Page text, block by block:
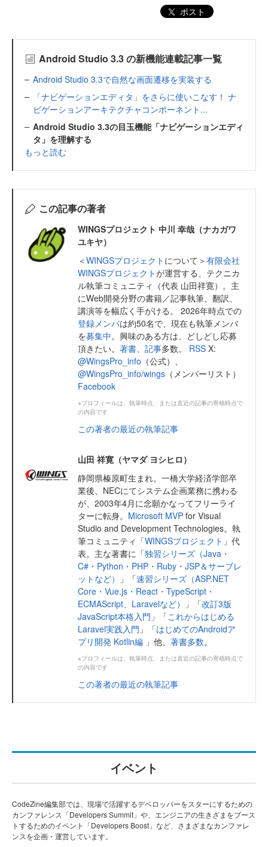
ポスト
Android Studio 3.3 の新機能連載記事一覧
Android Studio 3.3で自然な画面遷移を実装する
「ナビゲーションエディタ」をさらに使いこなす！ ナ
ビゲーションアーキテクチャコンポーネント...
Android Studio 3.3の目玉機能「ナビゲーションエディ
タ」を理解する
もっと読む
この記事の著者
WINGSプロジェクト 中川 幸哉（ナカガワ
ユキヤ）
＜WINGSプロジェクト について＞有限会社
WINGSプロジェクトが運営する、テクニカ
ル執筆コミュニティ（代表 山田祥寛）。主
にWeb開発分野の書籍／記事執筆、翻訳、
講演等を幅広く手がける。 2026年時点での
登録メンバは約50名で、現在も執筆メンバ
を募集中。興味のある方は、どしどし応募
頂きたい。 著書、 記事多数。 RSS X:
@WingsPro_info （公式）、
@WingsPro_info/wings （メンバーリスト）
Facebook
※プロフィールは、執筆時点、または直近の記事の寄稿時点で
の内容です
この著者の最近の執筆記事
山田 祥寛（ヤマダ ヨシヒロ）
静岡県榛原町生まれ。一橋大学経済学部卒
業後、NECにてシステム企画業務に携わる
が、2003年4月に念願かなってフリーライ
ターに転身。 Microsoft MVP for Visual
Studio and Development Technologies。執
筆コミュニティ「WINGSプロジェクト 」代
表。主な著書に「独習シリーズ（Java・
C#・Python・PHP・Ruby・JSP＆サーブレ
ットなど）
」「速習シリーズ（ASP.NET
Core・Vue.js・React・TypeScript・
ECMAScript、Laravelなど）
」「改訂3版
JavaScript本格入門 」「これからはじめる
Laravel実践入門 」「はじめてのAndroidア
プリ開発 Kotlin編 」他、 著書多数。
※プロフィールは、執筆時点、または直近の記事の寄稿時点で
の内容です
この著者の最近の執筆記事
イベント
CodeZine編集部では、現場で活躍するデベロッパーをスターにするための
カンファレンス「Developers Summit」や、エンジニアの生きざまをブース
トするためのイベント「Developers Boost」など、さまざまなカンファレ
ンスを企画・運営しています。